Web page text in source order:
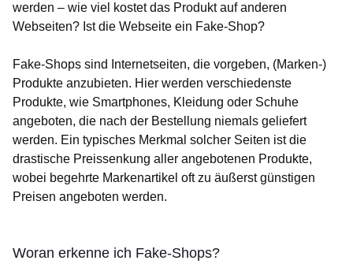
werden – wie viel kostet das Produkt auf anderen
Webseiten? Ist die Webseite ein Fake-Shop?
Fake-Shops sind Internetseiten, die vorgeben, (Marken-)
Produkte anzubieten. Hier werden verschiedenste
Produkte, wie Smartphones, Kleidung oder Schuhe
angeboten, die nach der Bestellung niemals geliefert
werden. Ein typisches Merkmal solcher Seiten ist die
drastische Preissenkung aller angebotenen Produkte,
wobei begehrte Markenartikel oft zu äußerst günstigen
Preisen angeboten werden.
Woran erkenne ich Fake-Shops?